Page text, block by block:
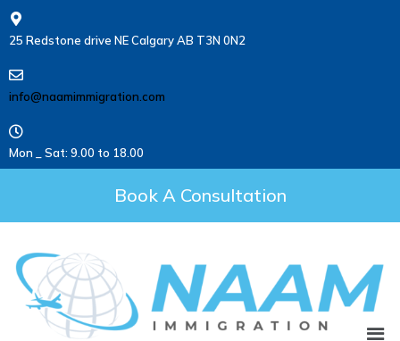
25 Redstone drive NE Calgary AB T3N 0N2
info@naamimmigration.com
Mon _ Sat: 9.00 to 18.00
Book A Consultation